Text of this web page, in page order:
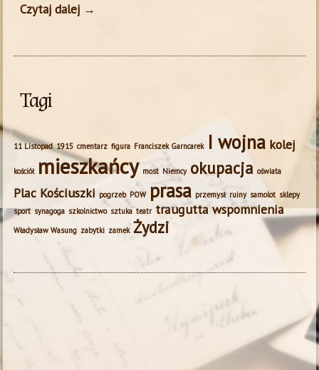
Czytaj dalej →
Tagi
11 Listopad 1915 cmentarz figura Franciszek Garncarek I wojna kolej
kościół mieszkańcy most Niemcy okupacja oświata
Plac Kościuszki pogrzeb POW prasa przemysł ruiny samolot sklepy
sport synagoga szkolnictwo sztuka teatr traugutta wspomnienia
Władysław Wasung zabytki zamek Żydzi